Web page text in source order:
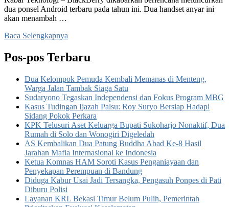
dua ponsel Android terbaru pada tahun ini. Dua handset anyar ini
akan menambah …
Baca Selengkapnya
Pos-pos Terbaru
Dua Kelompok Pemuda Kembali Memanas di Menteng,
Warga Jalan Tambak Siaga Satu
Sudaryono Tegaskan Independensi dan Fokus Program MBG
Kasus Tudingan Ijazah Palsu: Roy Suryo Bersiap Hadapi
Sidang Pokok Perkara
KPK Telusuri Aset Keluarga Bupati Sukoharjo Nonaktif, Dua
Rumah di Solo dan Wonogiri Digeledah
AS Kembalikan Dua Patung Buddha Abad Ke-8 Hasil
Jarahan Mafia Internasional ke Indonesia
Ketua Komnas HAM Soroti Kasus Penganiayaan dan
Penyekapan Perempuan di Bandung
Diduga Kabur Usai Jadi Tersangka, Pengasuh Ponpes di Pati
Diburu Polisi
Layanan KRL Bekasi Timur Belum Pulih, Pemerintah